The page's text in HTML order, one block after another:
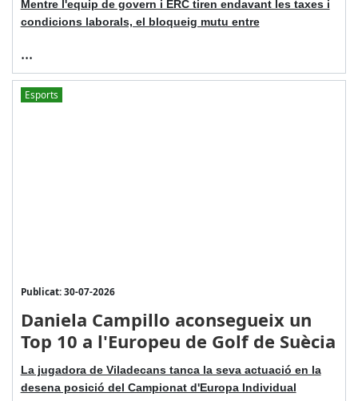
Mentre l'equip de govern i ERC tiren endavant les taxes i
condicions laborals, el bloqueig mutu entre
...
Esports
Publicat: 30-07-2026
Daniela Campillo aconsegueix un
Top 10 a l'Europeu de Golf de Suècia
La jugadora de Viladecans tanca la seva actuació en la
desena posició del Campionat d'Europa Individual